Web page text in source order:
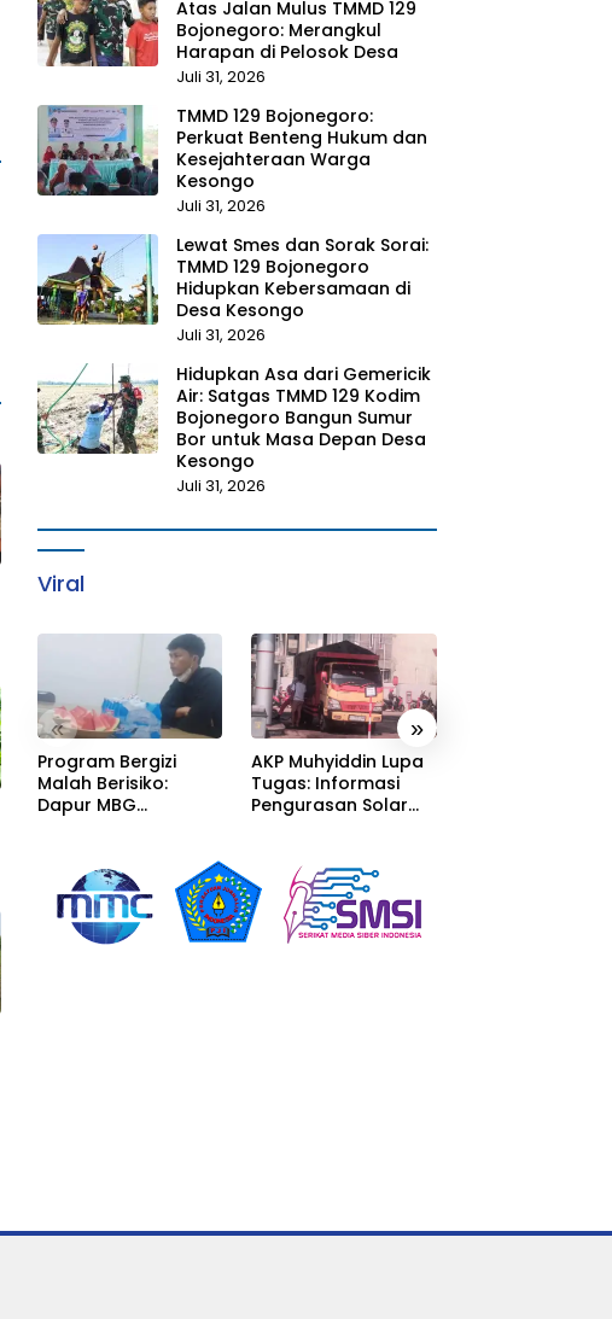
Atas Jalan Mulus TMMD 129
Bojonegoro: Merangkul
Harapan di Pelosok Desa
Juli 31, 2026
TMMD 129 Bojonegoro:
Perkuat Benteng Hukum dan
Kesejahteraan Warga
Kesongo
Juli 31, 2026
Lewat Smes dan Sorak Sorai:
TMMD 129 Bojonegoro
Hidupkan Kebersamaan di
Desa Kesongo
Juli 31, 2026
Hidupkan Asa dari Gemericik
Air: Satgas TMMD 129 Kodim
Bojonegoro Bangun Sumur
Bor untuk Masa Depan Desa
Kesongo
Juli 31, 2026
Viral
« »
Program Bergizi
Malah Berisiko:
Dapur MBG
Fasilitas Jauh dari
Standar
AKP Muhyiddin Lupa
Tugas: Informasi
Pengurasan Solar
Lain Carikan Bukti!